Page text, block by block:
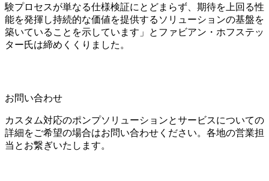
験プロセスが単なる仕様検証にとどまらず、期待を上回る性
能を発揮し持続的な価値を提供するソリューションの基盤を
築いていることを示しています」とファビアン・ホフステッ
ター氏は締めくくりました。
お問い合わせ
カスタム対応のポンプソリューションとサービスについての
詳細をご希望の場合はお問い合わせください。各地の営業担
当とお繋ぎいたします。